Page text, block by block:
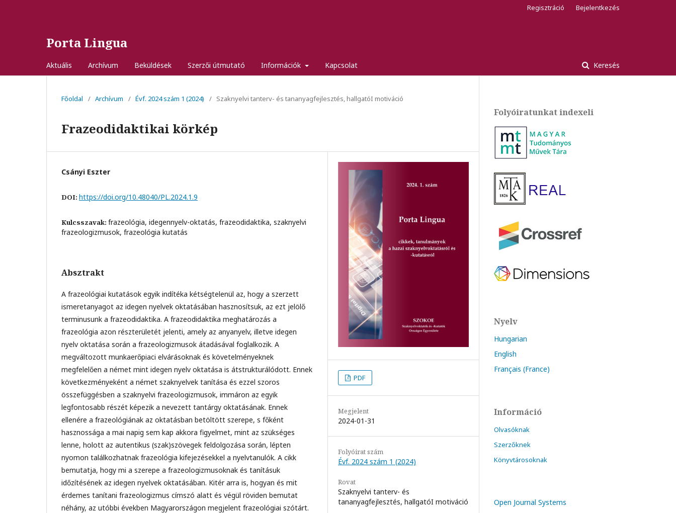
Porta Lingua
Aktuális Archívum Beküldések Szerzői útmutató Információk Kapcsolat Keresés
Regisztráció Bejelentkezés
Főoldal / Archívum / Évf. 2024 szám 1 (2024) / Szaknyelvi tanterv- és tananyagfejlesztés, hallgatóI motiváció
Frazeodidaktikai körkép
Csányi Eszter
DOI: https://doi.org/10.48040/PL.2024.1.9
Kulcsszavak: frazeológia, idegennyelv-oktatás, frazeodidaktika, szaknyelvi
frazeologizmusok, frazeológia kutatás
Absztrakt
A frazeológiai kutatások egyik indítéka kétségtelenül az, hogy a szerzett
ismeretanyagot az idegen nyelvek oktatásában hasznosítsuk, az ezt jelölő
terminusunk a frazeodidaktika. A frazeodidaktika meghatározás a
frazeológia azon részterületét jelenti, amely az anyanyelv, illetve idegen
nyelv oktatása során a frazeologizmusok átadásával foglalkozik. A
megváltozott munkaerőpiaci elvárásoknak és követelményeknek
megfelelően a német mint idegen nyelv oktatása is átstrukturálódott. Ennek
következményeként a német szaknyelvek tanítása és ezzel szoros
összefüggésben a szaknyelvi frazeologizmusok, immáron az egyik
legfontosabb részét képezik a nevezett tantárgy oktatásának. Ennek
ellenére a frazeológiának az oktatásban betöltött szerepe, s főként
hasznossága a mai napig sem kap akkora figyelmet, mint az szükséges
lenne, holott az autentikus (szak)szövegek feldolgozása során, lépten
nyomon találkozhatnak frazeológia kifejezésekkel a nyelvtanulók. A cikk
bemutatja, hogy mi a szerepe a frazeologizmusoknak és tanításuk
időzítésének az idegen nyelvek oktatásában. Kitér arra is, hogyan és mit
érdemes tanítani frazeologizmus címszó alatt és végül röviden bemutat
néhány, az utóbbi években Magyarországon megjelent frazeológiai szótárt.
PDF
Megjelent
2024-01-31
Folyóirat szám
Évf. 2024 szám 1 (2024)
Rovat
Szaknyelvi tanterv- és
tananyagfejlesztés, hallgatóI motiváció
Folyóiratunkat indexeli
Nyelv
Hungarian
English
Français (France)
Információ
Olvasóknak
Szerzőknek
Könyvtárosoknak
Open Journal Systems